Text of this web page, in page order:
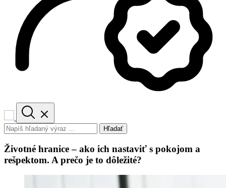
Hľadať
Životné hranice – ako ich nastaviť s pokojom a
rešpektom. A prečo je to dôležité?